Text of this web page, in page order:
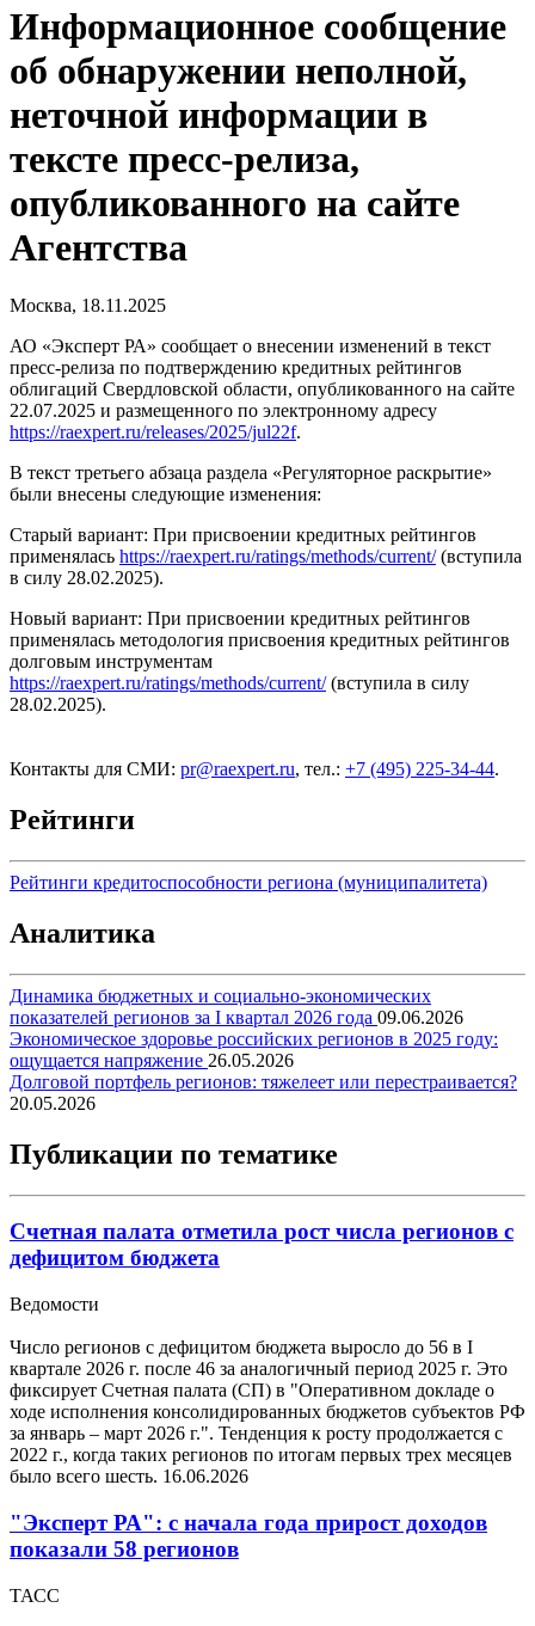
Информационное сообщение
об обнаружении неполной,
неточной информации в
тексте пресс-релиза,
опубликованного на сайте
Агентства
Москва, 18.11.2025
АО «Эксперт РА» сообщает о внесении изменений в текст
пресс-релиза по подтверждению кредитных рейтингов
облигаций Свердловской области, опубликованного на сайте
22.07.2025 и размещенного по электронному адресу
https://raexpert.ru/releases/2025/jul22f.
В текст третьего абзаца раздела «Регуляторное раскрытие»
были внесены следующие изменения:
Старый вариант: При присвоении кредитных рейтингов
применялась https://raexpert.ru/ratings/methods/current/(вступила
в силу 28.02.2025).
Новый вариант: При присвоении кредитных рейтингов
применялась методология присвоения кредитных рейтингов
долговым инструментам
https://raexpert.ru/ratings/methods/current/(вступила в силу
28.02.2025).
Контакты для СМИ: pr@raexpert.ru, тел.: +7 (495) 225-34-44.
Рейтинги
Рейтинги кредитоспособности региона (муниципалитета)
Аналитика
Динамика бюджетных и социально-экономических
показателей регионов за I квартал 2026 года 09.06.2026
Экономическое здоровье российских регионов в 2025 году:
ощущается напряжение 26.05.2026
Долговой портфель регионов: тяжелеет или перестраивается?
20.05.2026
Публикации по тематике
Счетная палата отметила рост числа регионов с
дефицитом бюджета
Ведомости
Число регионов с дефицитом бюджета выросло до 56 в I
квартале 2026 г. после 46 за аналогичный период 2025 г. Это
фиксирует Счетная палата (СП) в "Оперативном докладе о
ходе исполнения консолидированных бюджетов субъектов РФ
за январь – март 2026 г.". Тенденция к росту продолжается с
2022 г., когда таких регионов по итогам первых трех месяцев
было всего шесть. 16.06.2026
"Эксперт РА": с начала года прирост доходов
показали 58 регионов
ТАСС